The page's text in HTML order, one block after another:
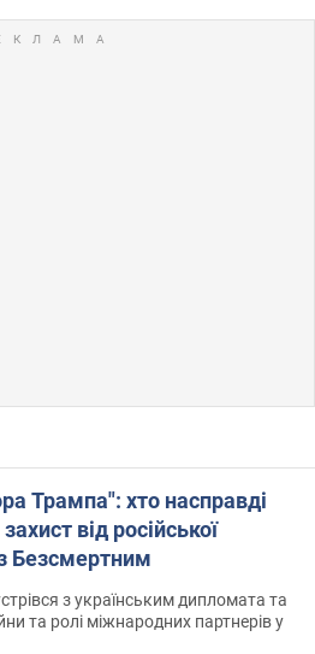
Трампа": хто насправді
від російської
Безсмертним
з українським дипломата та
та ролі міжнародних партнерів у